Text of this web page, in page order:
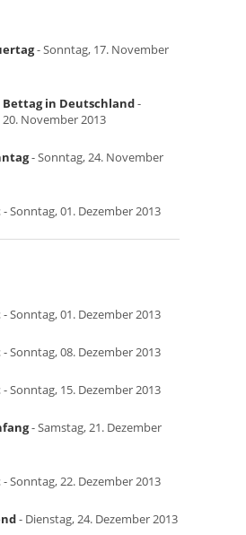
- Sonntag, 17. November
Bettag in Deutschland-
November 2013
- Sonntag, 24. November
- Sonntag, 01. Dezember 2013
- Sonntag, 01. Dezember 2013
- Sonntag, 08. Dezember 2013
- Sonntag, 15. Dezember 2013
- Samstag, 21. Dezember
- Sonntag, 22. Dezember 2013
- Dienstag, 24. Dezember 2013